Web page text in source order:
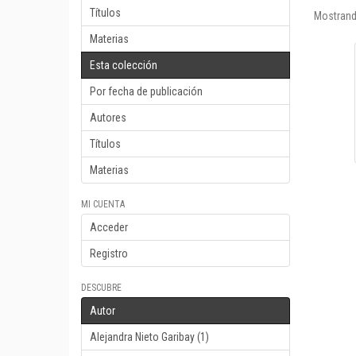
Títulos
Materias
Esta colección
Por fecha de publicación
Autores
Títulos
Materias
MI CUENTA
Acceder
Registro
DESCUBRE
Autor
Alejandra Nieto Garibay (1)